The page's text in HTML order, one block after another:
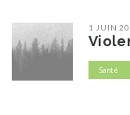
1 JUIN
Santé